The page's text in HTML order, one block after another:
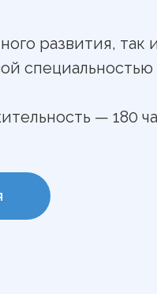
развития, так
специальностью
— 180